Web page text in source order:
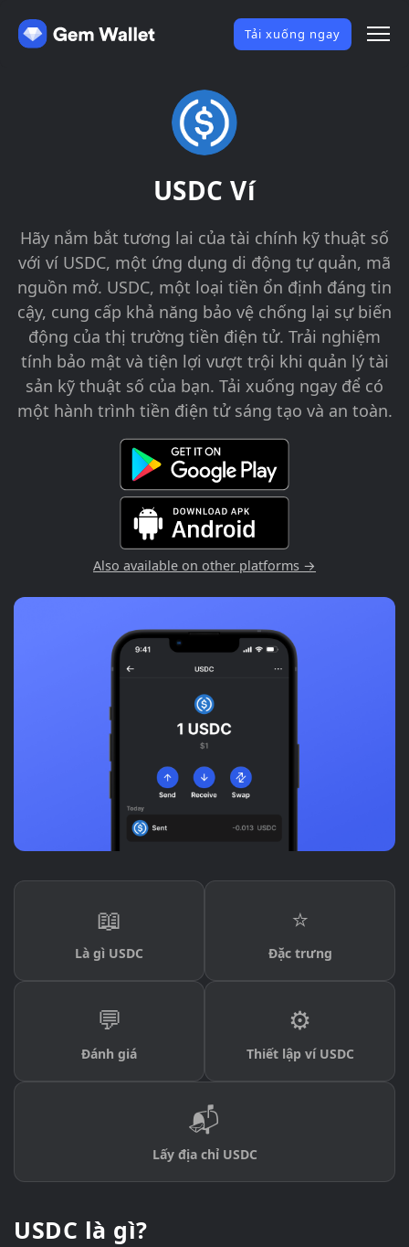
Tải xuống ngay
USDC Ví
Hãy nắm bắt tương lai của tài chính kỹ thuật số
với ví USDC, một ứng dụng di động tự quản, mã
nguồn mở. USDC, một loại tiền ổn định đáng tin
cậy, cung cấp khả năng bảo vệ chống lại sự biến
động của thị trường tiền điện tử. Trải nghiệm
tính bảo mật và tiện lợi vượt trội khi quản lý tài
sản kỹ thuật số của bạn. Tải xuống ngay để có
một hành trình tiền điện tử sáng tạo và an toàn.
Also available on other platforms →
📖
Là gì USDC
⭐
Đặc trưng
💬
Đánh giá
⚙️
Thiết lập ví USDC
📬
Lấy địa chỉ USDC
USDC là gì?